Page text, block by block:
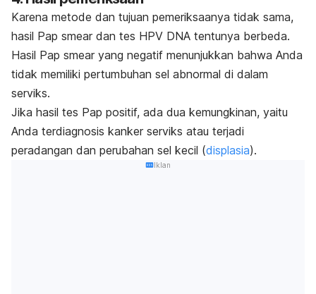
Karena metode dan tujuan pemeriksaanya tidak sama,
hasil Pap smear dan tes HPV DNA tentunya berbeda.
Hasil Pap smear yang negatif menunjukkan bahwa Anda
tidak memiliki pertumbuhan sel abnormal di dalam
serviks.
Jika hasil tes Pap positif, ada dua kemungkinan, yaitu
Anda terdiagnosis kanker serviks atau terjadi
peradangan dan perubahan sel kecil (displasia).
Iklan